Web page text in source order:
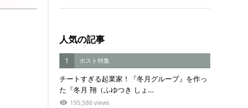
人気の記事
1 ホスト特集
チートすぎる起業家！『冬月グループ』を作っ
た『冬月 翔（ふゆつき しょ...
195,586 views